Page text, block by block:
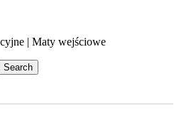
| Maty wejściowe